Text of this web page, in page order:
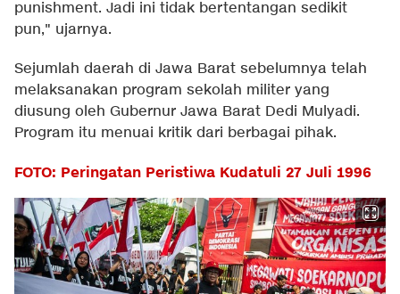
punishment. Jadi ini tidak bertentangan sedikit
pun," ujarnya.
Sejumlah daerah di Jawa Barat sebelumnya telah
melaksanakan program sekolah militer yang
diusung oleh Gubernur Jawa Barat Dedi Mulyadi.
Program itu menuai kritik dari berbagai pihak.
FOTO: Peringatan Peristiwa Kudatuli 27 Juli 1996